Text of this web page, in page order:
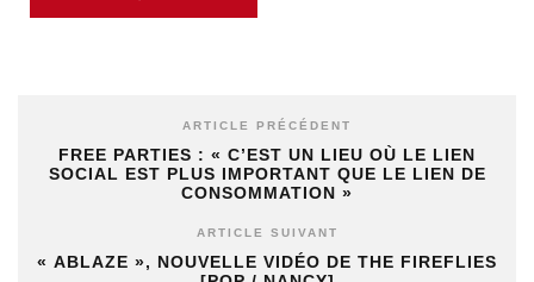
ARTICLE PRÉCÉDENT
FREE PARTIES : « C’EST UN LIEU OÙ LE LIEN
SOCIAL EST PLUS IMPORTANT QUE LE LIEN DE
CONSOMMATION »
ARTICLE SUIVANT
« ABLAZE », NOUVELLE VIDÉO DE THE FIREFLIES